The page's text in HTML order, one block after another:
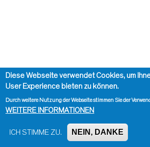
Diese Webseite verwendet Cookies, um
User Experience bieten zu können.
Durch weitere Nutzung der Webseite stimmen Sie der
WEITERE INFORMATIONEN
ICH STIMME ZU. NEIN, DANKE